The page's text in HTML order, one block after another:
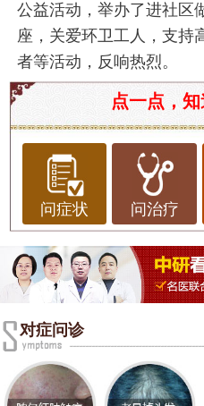
公益活动，举办了进社区
座，关爱环卫工人，支持
者等活动，反响热烈。
济南市皮肤瘙痒医院哪家
皮肤瘙痒是一种常见的皮
引起，包括过敏、感染、
等。对于患者来说，皮肤
适，还可能影响心理健康
皮肤瘙痒的基本常识、症
择合适的医院进行治疗至
皮肤瘙痒的基本常识
皮肤瘙痒是一种不适感，
它可以是局部的，也可以
因素包括：
点一点，
问症状 问治疗
对症问诊